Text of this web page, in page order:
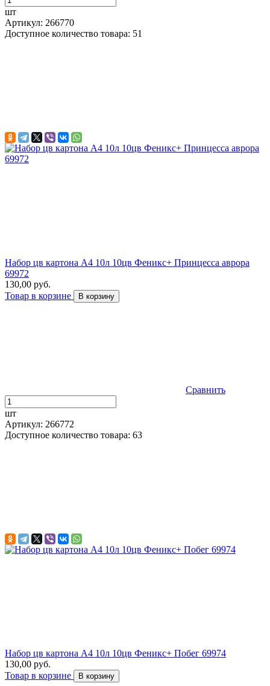
шт
Артикул: 266770
Доступное количество товара: 51
Набор цв картона А4 10л 10цв Феникс+ Принцесса аврора
69972
130,00 руб.
Товар в корзине
В корзину
Сравнить
шт
Артикул: 266772
Доступное количество товара: 63
Набор цв картона А4 10л 10цв Феникс+ Побег 69974
130,00 руб.
Товар в корзине
В корзину